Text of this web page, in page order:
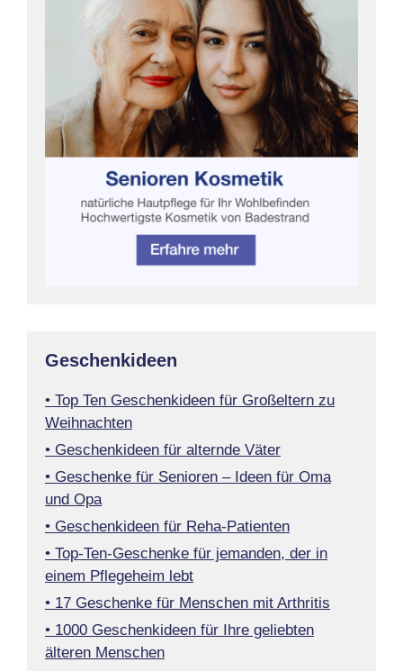
Geschenkideen
• Top Ten Geschenkideen für Großeltern zu
Weihnachten
• Geschenkideen für alternde Väter
• Geschenke für Senioren – Ideen für Oma
und Opa
• Geschenkideen für Reha-Patienten
• Top-Ten-Geschenke für jemanden, der in
einem Pflegeheim lebt
• 17 Geschenke für Menschen mit Arthritis
• 1000 Geschenkideen für Ihre geliebten
älteren Menschen